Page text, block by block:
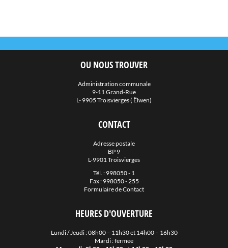
OU NOUS TROUVER
Administration communale
9-11 Grand-Rue
L- 9905 Troisvierges ( Ëlwen)
CONTACT
Adresse postale
BP 9
L-9901 Troisvierges
Tél. : 998050 - 1
Fax : 998050 - 255
Formulaire de Contact
HEURES D'OUVERTURE
Lundi / Jeudi : 08h00 – 11h30 et 14h00 – 16h30
Mardi : fermee